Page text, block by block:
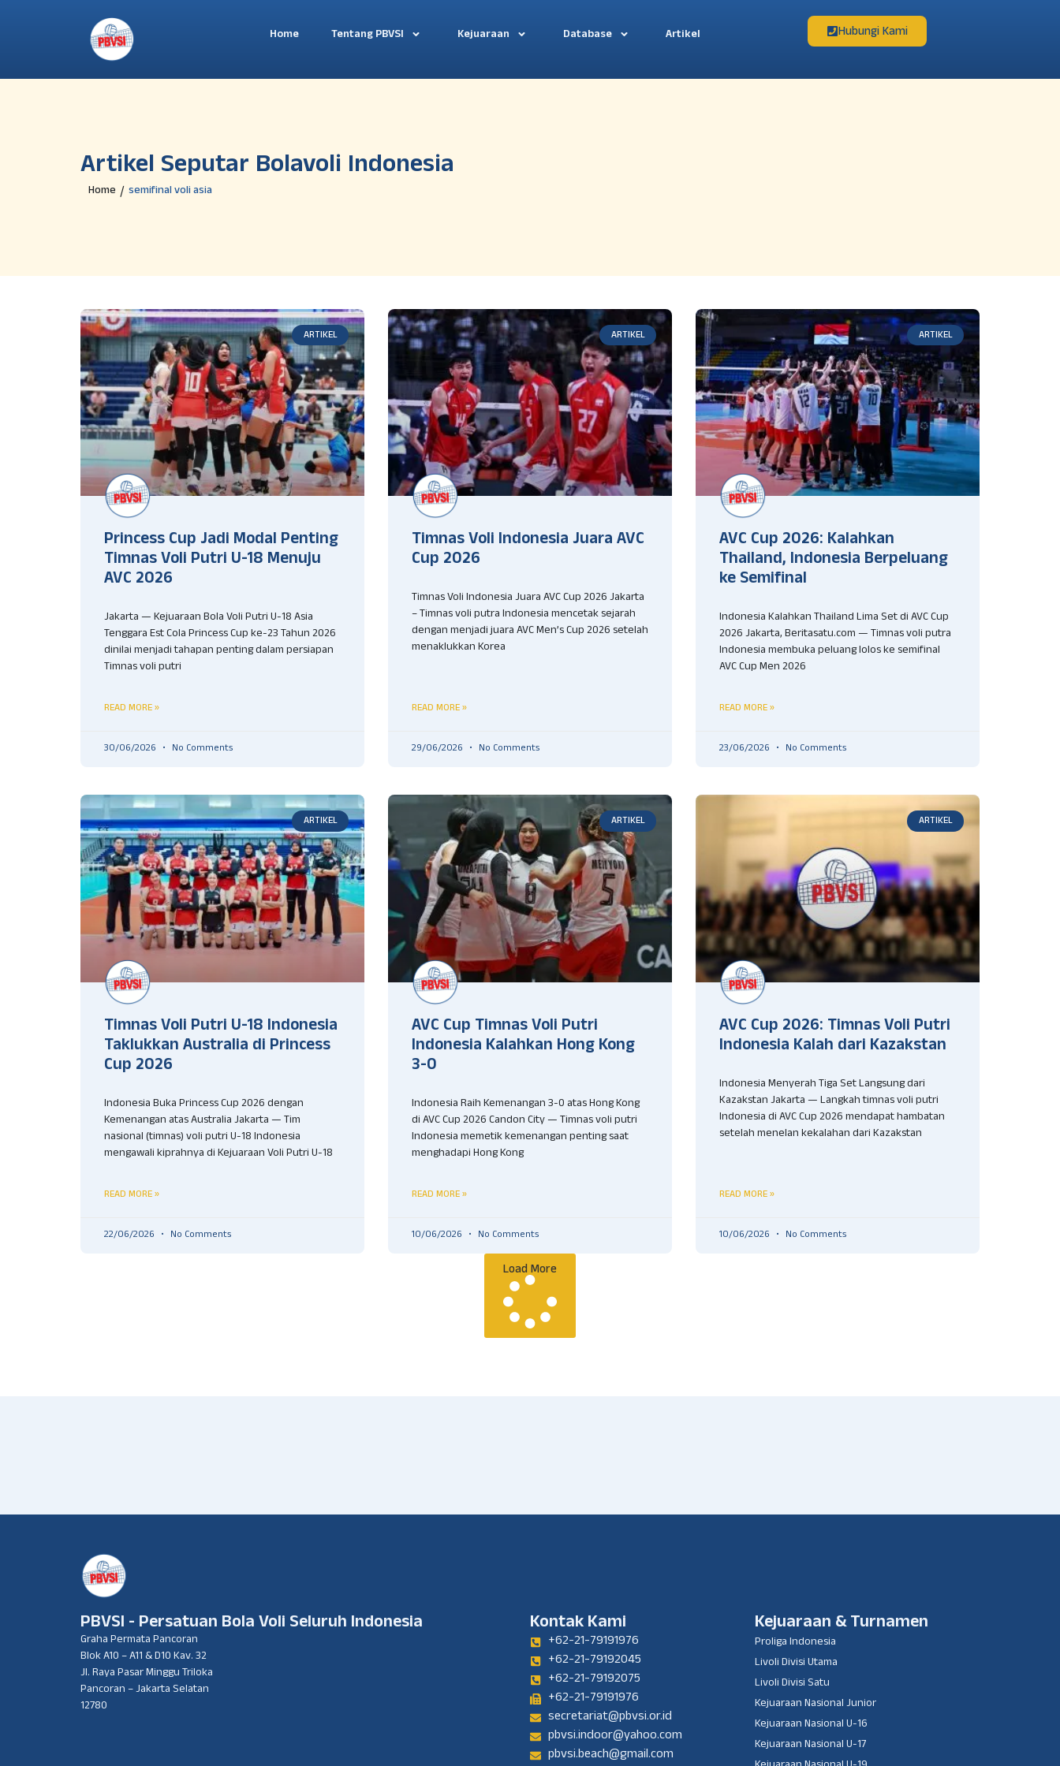
Home Tentang PBVSI Kejuaraan Database Artikel Hubungi Kami
Artikel Seputar Bolavoli Indonesia
Home / semifinal voli asia
ARTIKEL
Princess Cup Jadi Modal Penting
Timnas Voli Putri U-18 Menuju
AVC 2026
Jakarta — Kejuaraan Bola Voli Putri U-18 Asia
Tenggara Est Cola Princess Cup ke-23 Tahun 2026
dinilai menjadi tahapan penting dalam persiapan
Timnas voli putri
READ MORE »
30/06/2026 No Comments
ARTIKEL
Timnas Voli Indonesia Juara AVC
Cup 2026
Timnas Voli Indonesia Juara AVC Cup 2026 Jakarta
– Timnas voli putra Indonesia mencetak sejarah
dengan menjadi juara AVC Men’s Cup 2026 setelah
menaklukkan Korea
READ MORE »
29/06/2026 No Comments
ARTIKEL
AVC Cup 2026: Kalahkan
Thailand, Indonesia Berpeluang
ke Semifinal
Indonesia Kalahkan Thailand Lima Set di AVC Cup
2026 Jakarta, Beritasatu.com — Timnas voli putra
Indonesia membuka peluang lolos ke semifinal
AVC Cup Men 2026
READ MORE »
23/06/2026 No Comments
ARTIKEL
Timnas Voli Putri U-18 Indonesia
Taklukkan Australia di Princess
Cup 2026
Indonesia Buka Princess Cup 2026 dengan
Kemenangan atas Australia Jakarta — Tim
nasional (timnas) voli putri U-18 Indonesia
mengawali kiprahnya di Kejuaraan Voli Putri U-18
READ MORE »
22/06/2026 No Comments
ARTIKEL
AVC Cup Timnas Voli Putri
Indonesia Kalahkan Hong Kong
3-0
Indonesia Raih Kemenangan 3-0 atas Hong Kong
di AVC Cup 2026 Candon City — Timnas voli putri
Indonesia memetik kemenangan penting saat
menghadapi Hong Kong
READ MORE »
10/06/2026 No Comments
ARTIKEL
AVC Cup 2026: Timnas Voli Putri
Indonesia Kalah dari Kazakstan
Indonesia Menyerah Tiga Set Langsung dari
Kazakstan Jakarta — Langkah timnas voli putri
Indonesia di AVC Cup 2026 mendapat hambatan
setelah menelan kekalahan dari Kazakstan
READ MORE »
10/06/2026 No Comments
Load More
PBVSI - Persatuan Bola Voli Seluruh Indonesia
Graha Permata Pancoran
Blok A10 – A11 & D10 Kav. 32
Jl. Raya Pasar Minggu Triloka
Pancoran – Jakarta Selatan
12780
Kontak Kami
+62-21-79191976
+62-21-79192045
+62-21-79192075
+62-21-79191976
secretariat@pbvsi.or.id
pbvsi.indoor@yahoo.com
pbvsi.beach@gmail.com
Kejuaraan & Turnamen
Proliga Indonesia
Livoli Divisi Utama
Livoli Divisi Satu
Kejuaraan Nasional Junior
Kejuaraan Nasional U-16
Kejuaraan Nasional U-17